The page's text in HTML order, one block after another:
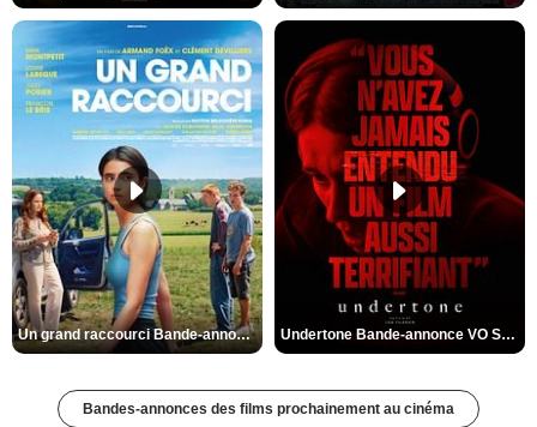
Un grand raccourci Bande-annonce VF Undertone Bande-annonce VO STFR
Bandes-annonces des films prochainement au cinéma